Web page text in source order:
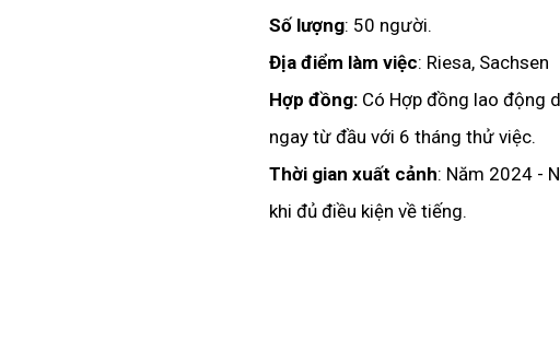
Số lượng: 50 người.
Địa điểm làm việc: Riesa, Sachsen
Hợp đồng: Có Hợp đồng lao động
ngay từ đầu với 6 tháng thử việc.
Thời gian xuất cảnh: Năm 2024 -
khi đủ điều kiện về tiếng.